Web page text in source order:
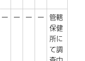
ー ー ー ー 管轄
保健
所に
て調